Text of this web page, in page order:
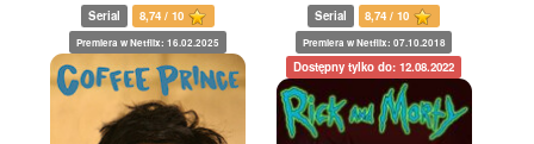
Serial 8,74 / 10
Premiera w Netflix: 16.02.2025
Serial 8,74 / 10
Premiera w Netflix: 07.10.2018
Dostępny tylko do: 12.08.2022